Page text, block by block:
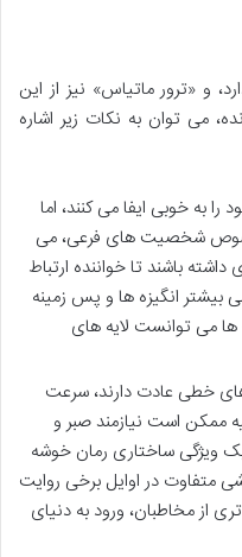
و «ترور ماتیاس» نیز از این
می توان به نکات زیر اشاره
به خوبی ایفا می کنند، اما
شخصیت های فرعی، می
باشند تا خواننده ارتباط
بیشتر انگیزه ها و پس زمینه
می توانست لایه های
خطی عادت دارند، سرعت
ممکن است نیازمند صبر و
ویژگی ساختاری رمان خوشه
متفاوت در اوایل برخی روایت
از مخاطبان، ورود به دنیای